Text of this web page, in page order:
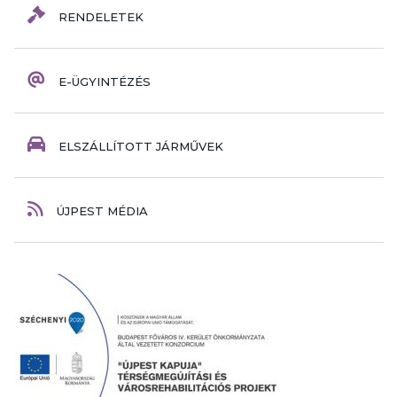
RENDELETEK
E-ÜGYINTÉZÉS
ELSZÁLLÍTOTT JÁRMŰVEK
ÚJPEST MÉDIA